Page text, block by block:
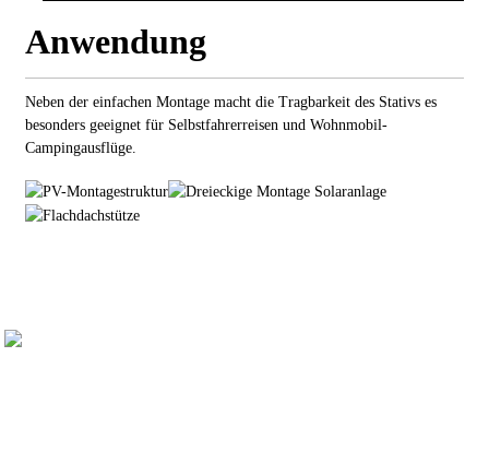
Anwendung
Neben der einfachen Montage macht die Tragbarkeit des Stativs es
besonders geeignet für Selbstfahrerreisen und Wohnmobil-
Campingausflüge.